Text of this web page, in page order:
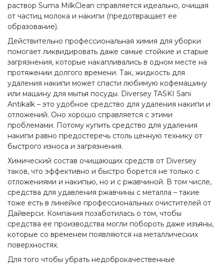
раствор Suma MilkClean справляется идеально, очищая
от частиц молока и накипи (предотвращает ее
образование).
Действительно профессиональная химия для уборки
помогает ликвидировать даже самые стойкие и старые
загрязнения, которые накапливались в одном месте на
протяжении долгого времени. Так, жидкость для
удаления накипи может спасти любимую кофемашину
или машину для мытья посуды. Diversey TASKI Sani
Antikalk – это удобное средство для удаления накипи и
отложений. Оно хорошо справляется с этими
проблемами. Потому купить средство для удаления
накипи равно предостеречь столь ценную технику от
быстрого износа и загрязнения.
Химический состав очищающих средств от Diversey
таков, что эффективно и быстро борется не только с
отложениями и накипью, но и с ржавчиной. В том числе,
средства для удавления ржавчины с металла – такие
тоже есть в линейке профессиональных очистителей от
Дайверси. Компания позаботилась о том, чтобы
средства ее производства могли побороть даже изъяны,
которые со временем появляются на металлических
поверхностях.
Для того чтобы убрать недоброкачественные